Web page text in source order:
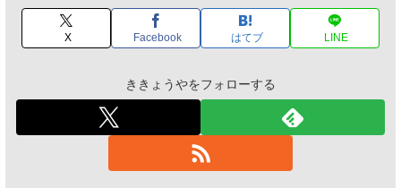
X Facebook はてブ LINE
ききょうやをフォローする